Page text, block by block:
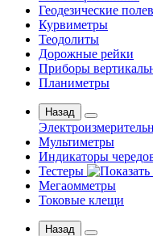
Геодезические
Курвиметры
Теодолиты
Дорожные рейки
Приборы
Планиметры
Назад
Мультиметры
Индикаторы
Тестеры
Мегаомметры
Токовые клещи
Назад